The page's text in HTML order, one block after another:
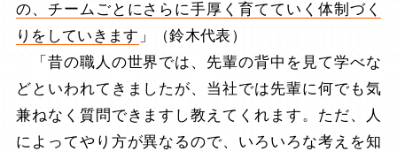
の、チームごとにさらに手厚く育てていく体制づく
りをしていきます 」（鈴木代表）
「昔の職人の世界では、先輩の背中を見て学べな
どといわれてきましたが、当社では先輩に何でも気
兼ねなく質問できますし教えてくれます。ただ、人
によってやり方が異なるので、いろいろな考えを知